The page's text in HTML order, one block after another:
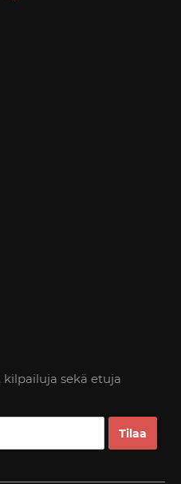
kilpailuja sekä etuja